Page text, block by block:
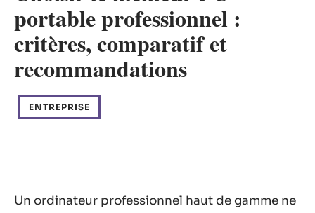
portable professionnel :
critères, comparatif et
recommandations
ENTREPRISE
Un ordinateur professionnel haut de gamme ne